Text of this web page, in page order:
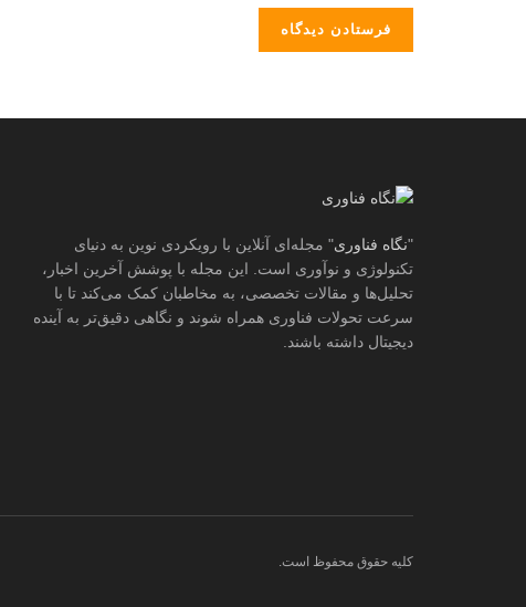
"نگاه فناوری" مجله‌ای آنلاین با رویکردی نوین به دنیای
تکنولوژی و نوآوری است. این مجله با پوشش آخرین اخبار،
تحلیل‌ها و مقالات تخصصی، به مخاطبان کمک می‌کند تا با
سرعت تحولات فناوری همراه شوند و نگاهی دقیق‌تر به آینده
دیجیتال داشته باشند.
کلیه حقوق محفوظ است.